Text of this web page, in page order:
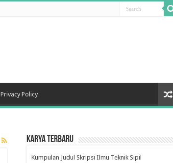
Privacy Policy
Karya Terbaru
Kumpulan Judul Skripsi Ilmu Teknik Sipil